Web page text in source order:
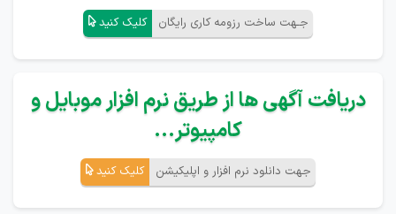
جـهت ساخت رزومه کاری رایگان کلیک کنید
دریافت آگهی ها از طریق نرم افزار موبایل و
کامپیوتر...
جهت دانلود نرم افزار و اپلیکیشن کلیک کنید